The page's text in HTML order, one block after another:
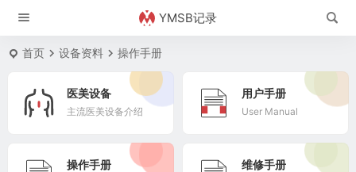
YMSB记录
首页 设备资料 操作手册
医美设备
主流医美设备介绍
用户手册
User Manual
操作手册 维修手册